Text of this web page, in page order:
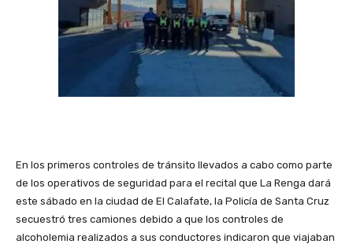
En los primeros controles de tránsito llevados a cabo como parte
de los operativos de seguridad para el recital que La Renga dará
este sábado en la ciudad de El Calafate, la Policía de Santa Cruz
secuestró tres camiones debido a que los controles de
alcoholemia realizados a sus conductores indicaron que viajaban